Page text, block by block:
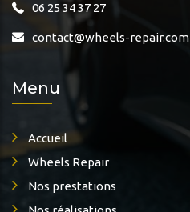
06 25 34 37 27
contact@wheels-repair.com
Menu
Accueil
Wheels Repair
Nos prestations